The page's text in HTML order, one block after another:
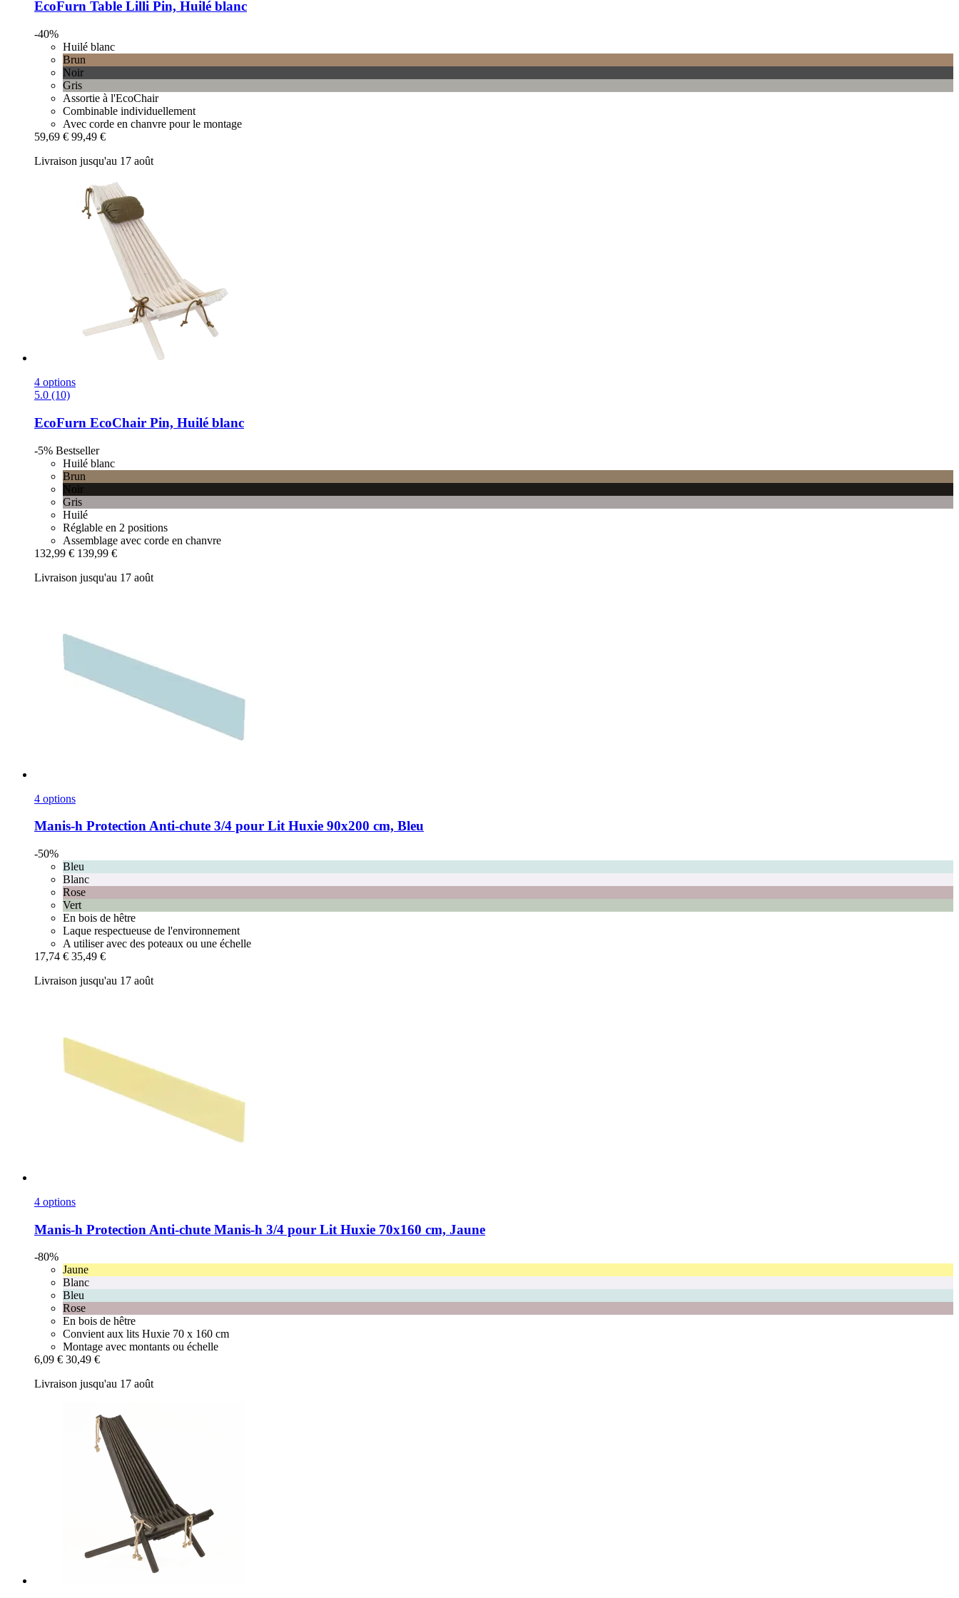
EcoFurn Table Lilli Pin, Huilé blanc
-40%
Huilé blanc
Brun
Noir
Gris
Assortie à l'EcoChair
Combinable individuellement
Avec corde en chanvre pour le montage
59,69 € 99,49 €
Livraison jusqu'au 17 août
4 options
5.0 (10)
EcoFurn EcoChair Pin, Huilé blanc
-5% Bestseller
Huilé blanc
Brun
Noir
Gris
Huilé
Réglable en 2 positions
Assemblage avec corde en chanvre
132,99 € 139,99 €
Livraison jusqu'au 17 août
4 options
Manis-h Protection Anti-​chute 3/4 pour Lit Huxie 90x200 cm, Bleu
-50%
Bleu
Blanc
Rose
Vert
En bois de hêtre
Laque respectueuse de l'environnement
A utiliser avec des poteaux ou une échelle
17,74 € 35,49 €
Livraison jusqu'au 17 août
4 options
Manis-h Protection Anti-​chute Manis-​h 3/4 pour Lit Huxie 70x160 cm, Jaune
-80%
Jaune
Blanc
Bleu
Rose
En bois de hêtre
Convient aux lits Huxie 70 x 160 cm
Montage avec montants ou échelle
6,09 € 30,49 €
Livraison jusqu'au 17 août